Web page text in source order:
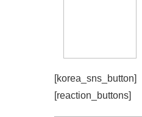
[korea_sns_button]
[reaction_buttons]